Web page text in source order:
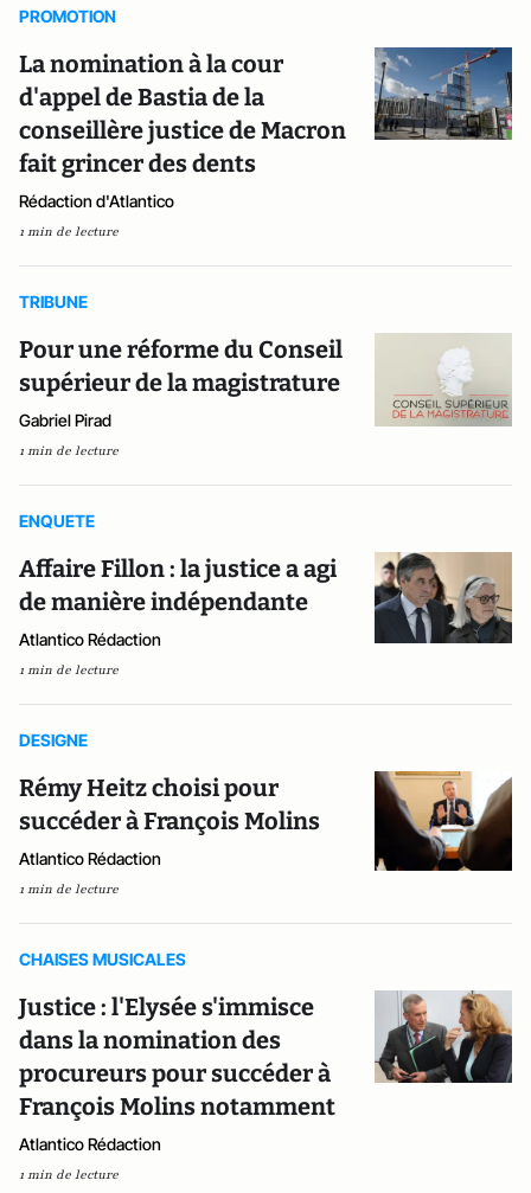
PROMOTION
La nomination à la cour
d'appel de Bastia de la
conseillère justice de Macron
fait grincer des dents
Rédaction d'Atlantico
1 min de lecture
TRIBUNE
Pour une réforme du Conseil
supérieur de la magistrature
Gabriel Pirad
1 min de lecture
ENQUETE
Affaire Fillon : la justice a agi
de manière indépendante
Atlantico Rédaction
1 min de lecture
DESIGNE
Rémy Heitz choisi pour
succéder à François Molins
Atlantico Rédaction
1 min de lecture
CHAISES MUSICALES
Justice : l'Elysée s'immisce
dans la nomination des
procureurs pour succéder à
François Molins notamment
Atlantico Rédaction
1 min de lecture